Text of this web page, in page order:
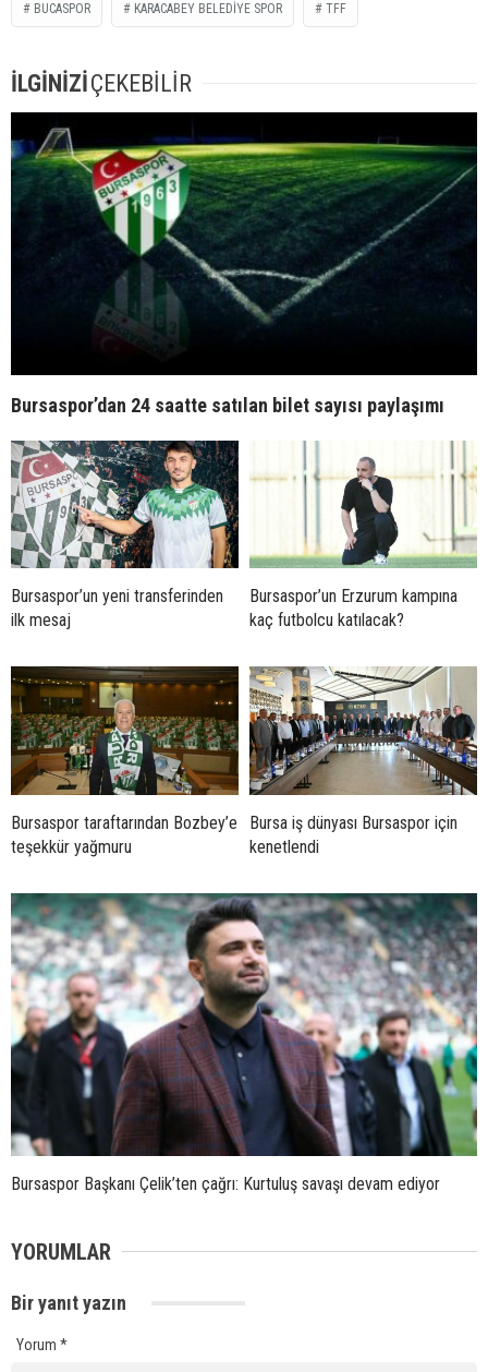
BUCASPOR KARACABEY BELEDIYE SPOR TFF
İLGİNİZİÇEKEBİLİR
Bursaspor’dan 24 saatte satılan bilet sayısı paylaşımı
Bursaspor’un yeni transferinden
ilk mesaj
Bursaspor’un Erzurum kampına
kaç futbolcu katılacak?
Bursaspor taraftarından Bozbey’e
teşekkür yağmuru
Bursa iş dünyası Bursaspor için
kenetlendi
Bursaspor Başkanı Çelik’ten çağrı: Kurtuluş savaşı devam ediyor
YORUMLAR
Bir yanıt yazın
Yorum *